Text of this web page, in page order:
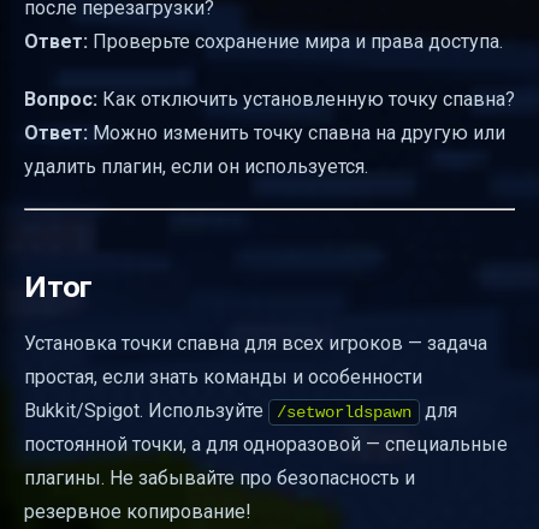
после перезагрузки?
Ответ: Проверьте сохранение мира и права доступа.
Вопрос: Как отключить установленную точку спавна?
Ответ: Можно изменить точку спавна на другую или
удалить плагин, если он используется.
Итог
Установка точки спавна для всех игроков — задача
простая, если знать команды и особенности
Bukkit/Spigot. Используйте
/setworldspawn
для
постоянной точки, а для одноразовой — специальные
плагины. Не забывайте про безопасность и
резервное копирование!